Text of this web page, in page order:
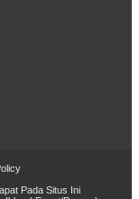
Pada Situs Ini